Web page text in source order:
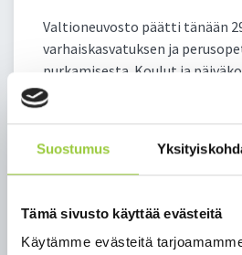
Suostumus
Tämä sivusto käyttää evästeitä
Käytämme evästeitä
Valtioneuvosto päätti tänään
varhaiskasvatuksen ja
purkamisesta. Koulut ja
hallitusti ja porrastetusti 14.
Toisen asteen ja vapaan
myöhemmin. Tiedotamme
koulujen ja
Valtioneuvoston tiedote